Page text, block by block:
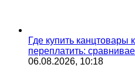
Где купить канцтовары
переплатить:
06.08.2026, 10:18